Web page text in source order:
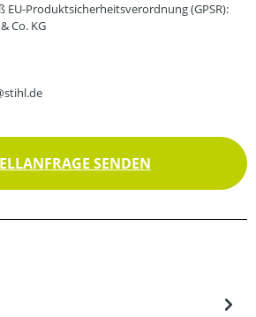
EU-Produktsicherheitsverordnung (GPSR):
Co. KG
SENDEN